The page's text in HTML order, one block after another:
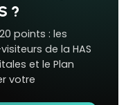
?
points : les
de la HAS
et le Plan
votre